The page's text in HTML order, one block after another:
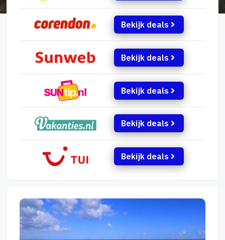
Bekijk deals
Bekijk deals
Bekijk deals
Bekijk deals
Bekijk deals